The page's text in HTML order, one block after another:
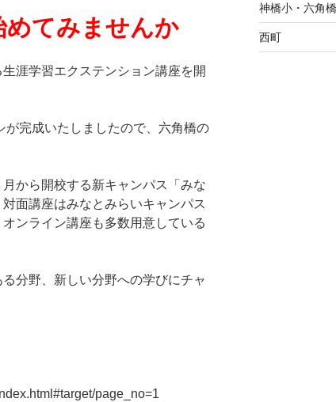
てみませんか
涯学習エクステンション講座を開
が完成いたしましたので、六角橋の
から開校する新キャンパス「みな
面講座はみなとみらいキャンパス
ンライン講座も多数用意している
分野、新しい分野への学びにチャ
page_no=1
神橋小・六角
西町